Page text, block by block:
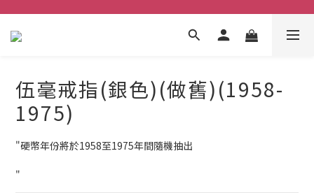
伍毫戒指(銀色)(做舊)(1958-
1975)
"硬幣年份將於1958至1975年間隨機抽出
"